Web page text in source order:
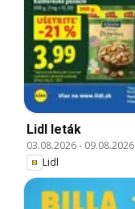
Lidl leták
03.08.2026- 09.08.2026
Lidl